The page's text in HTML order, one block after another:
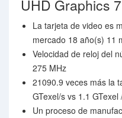
UHD Graphics
La tarjeta de video es
mercado 18 año(s) 11
Velocidad de reloj del
275 MHz
21090.9 veces más la
GTexel/s vs 1.1 GTexel
Un proceso de